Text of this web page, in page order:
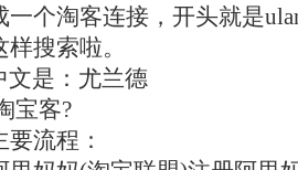
个淘客连接，开头就是
搜索啦。
是： 尤兰德
宝客?
流程：